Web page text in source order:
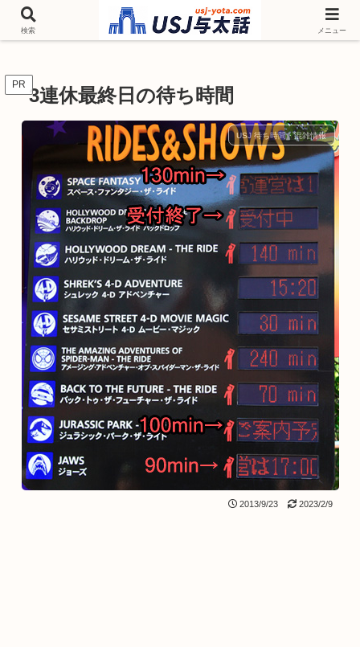
チケットやシーズンイベント ニンテンドーワールド アトラクションなどユニ
バを歩いて情報収集しています
PR 3連休最終日の待ち時間
USJ 待ち時間・混雑情報
2013/9/23 2023/2/9
検索 メニュー